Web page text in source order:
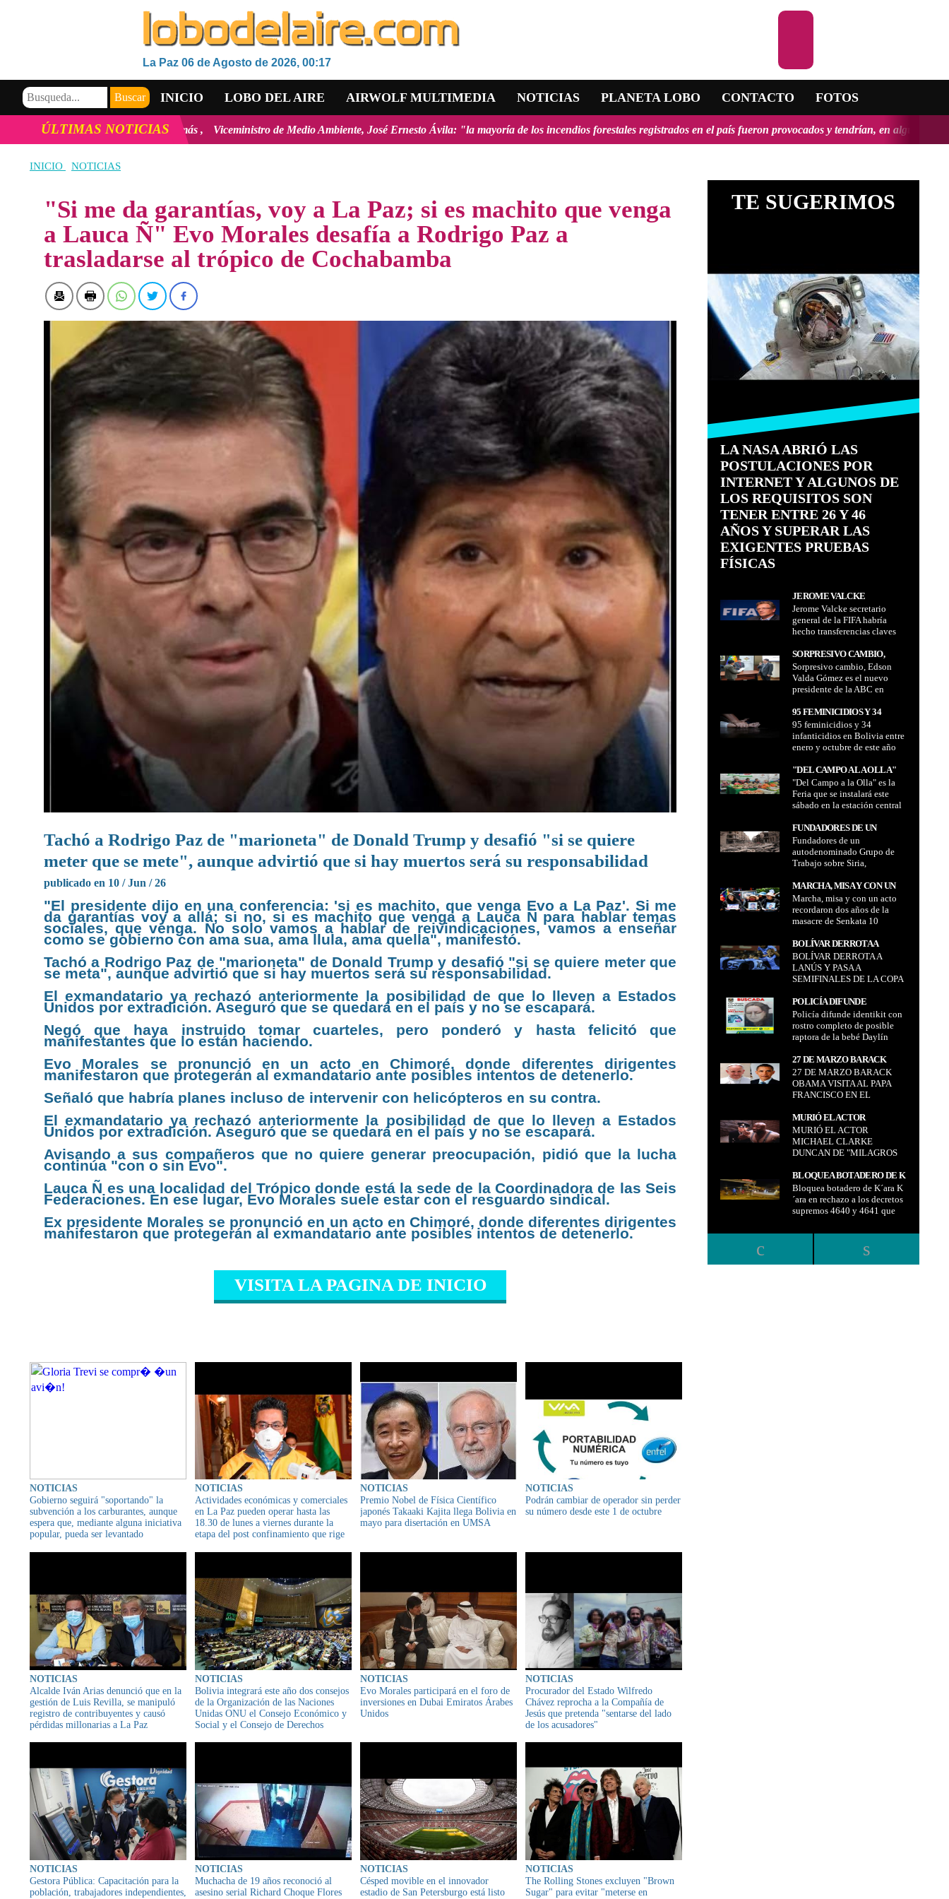
La Paz 06 de Agosto de 2026, 00:17
INICIO LOBO DEL AIRE AIRWOLF MULTIMEDIA NOTICIAS PLANETA LOBO CONTACTO FOTOS
VIDEOS
ÚLTIMAS NOTICIAS
en Bolivia ver más Viceministro de Medio Ambiente, José Ernesto Ávila: "la mayoría de los incendios forestales registrados en el país fueron provocados y tendrían, en algunos casos, propósitos
INICIO NOTICIAS
"Si me da garantías, voy a La Paz; si es machito que venga
a Lauca Ñ" Evo Morales desafía a Rodrigo Paz a
trasladarse al trópico de Cochabamba
Tachó a Rodrigo Paz de "marioneta" de Donald Trump y desafió "si se quiere
meter que se mete", aunque advirtió que si hay muertos será su responsabilidad
publicado en 10 / Jun / 26
"El presidente dijo en una conferencia: 'si es machito, que venga Evo a La Paz'. Si me
da garantías voy a allá; si no, si es machito que venga a Lauca Ñ para hablar temas
sociales, que venga. No solo vamos a hablar de reivindicaciones, vamos a enseñar
como se gobierno con ama sua, ama llula, ama quella", manifestó.
Tachó a Rodrigo Paz de "marioneta" de Donald Trump y desafió "si se quiere meter que
se meta", aunque advirtió que si hay muertos será su responsabilidad.
El exmandatario ya rechazó anteriormente la posibilidad de que lo lleven a Estados
Unidos por extradición. Aseguró que se quedará en el país y no se escapará.
Negó que haya instruido tomar cuarteles, pero ponderó y hasta felicitó que
manifestantes que lo están haciendo.
Evo Morales se pronunció en un acto en Chimoré, donde diferentes dirigentes
manifestaron que protegerán al exmandatario ante posibles intentos de detenerlo.
Señaló que habría planes incluso de intervenir con helicópteros en su contra.
El exmandatario ya rechazó anteriormente la posibilidad de que lo lleven a Estados
Unidos por extradición. Aseguró que se quedará en el país y no se escapará.
Avisando a sus compañeros que no quiere generar preocupación, pidió que la lucha
continúa "con o sin Evo".
Lauca Ñ es una localidad del Trópico donde está la sede de la Coordinadora de las Seis
Federaciones. En ese lugar, Evo Morales suele estar con el resguardo sindical.
Ex presidente Morales se pronunció en un acto en Chimoré, donde diferentes dirigentes
manifestaron que protegerán al exmandatario ante posibles intentos de detenerlo.
VISITA LA PAGINA DE INICIO
NOTICIAS
Gobierno seguirá "soportando" la
subvención a los carburantes, aunque
espera que, mediante alguna iniciativa
popular, pueda ser levantado
NOTICIAS
Actividades económicas y comerciales
en La Paz pueden operar hasta las
18.30 de lunes a viernes durante la
etapa del post confinamiento que rige
NOTICIAS
Premio Nobel de Física Científico
japonés Takaaki Kajita llega Bolivia en
mayo para disertación en UMSA
NOTICIAS
Podrán cambiar de operador sin perder
su número desde este 1 de octubre
NOTICIAS
Alcalde Iván Arias denunció que en la
gestión de Luis Revilla, se manipuló
registro de contribuyentes y causó
pérdidas millonarias a La Paz
NOTICIAS
Bolivia integrará este año dos consejos
de la Organización de las Naciones
Unidas ONU el Consejo Económico y
Social y el Consejo de Derechos
NOTICIAS
Evo Morales participará en el foro de
inversiones en Dubai Emiratos Árabes
Unidos
NOTICIAS
Procurador del Estado Wilfredo
Chávez reprocha a la Compañía de
Jesús que pretenda "sentarse del lado
de los acusadores"
NOTICIAS
Gestora Pública: Capacitación para la
población, trabajadores independientes,
NOTICIAS
Muchacha de 19 años reconoció al
asesino serial Richard Choque Flores
NOTICIAS
Césped movible en el innovador
estadio de San Petersburgo está listo
NOTICIAS
The Rolling Stones excluyen "Brown
Sugar" para evitar "meterse en
TE SUGERIMOS
LA NASA ABRIÓ LAS
POSTULACIONES POR
INTERNET Y ALGUNOS DE
LOS REQUISITOS SON
TENER ENTRE 26 Y 46
AÑOS Y SUPERAR LAS
EXIGENTES PRUEBAS
FÍSICAS
JEROME VALCKE
SECRETARIO GENERAL DE
LA FIFA HABRÍA HECHO
TRANSFERENCIAS CLAVES
CORRUPTA, SEGÚN EL
"NEW YORK TIMES"
Jerome Valcke secretario
general de la FIFA habría
hecho transferencias claves
el "New York Times"
SORPRESIVO CAMBIO,
EDSON VALDA GÓMEZ ES
EL NUEVO PRESIDENTE DE
LA ABC EN REEMPLAZO DE
Sorpresivo cambio, Edson
Valda Gómez es el nuevo
presidente de la ABC en
95 FEMINICIDIOS Y 34
INFANTICIDIOS EN BOLIVIA
ENTRE ENERO Y OCTUBRE
DE ESTE AÑO
95 feminicidios y 34
infanticidios en Bolivia entre
enero y octubre de este año
"DEL CAMPO A LA OLLA"
ES LA FERIA QUE SE
INSTALARÁ ESTE SÁBADO
EN LA ESTACIÓN CENTRAL
LA PAZ
"Del Campo a la Olla" es la
Feria que se instalará este
sábado en la estación central
FUNDADORES DE UN
AUTODENOMINADO
GRUPO DE TRABAJO
SOBRE SIRIA, PROPAGANDA
DIFUNDIENDO LA
DESINFORMACIÓN EN
RELACIÓN CON SIRIA
Fundadores de un
autodenominado Grupo de
Trabajo sobre Siria,
difundiendo la
desinformación en relación
con Siria
MARCHA, MISA Y CON UN
ACTO RECORDARON DOS
AÑOS DE LA MASACRE DE
SENKATA 10 PERSONAS
PERDIERON LA VIDA Y
DECENAS RESULTARON
HERIDAS DE BALA EN UN
OPERATIVO POLICIAL Y
Marcha, misa y con un acto
recordaron dos años de la
masacre de Senkata 10
decenas resultaron heridas de
bala en un operativo policial
y militar
BOLÍVAR DERROTA A
LANÚS Y PASA A
SEMIFINALES DE LA COPA
LIBERTADORES DE
AMÉRICA
BOLÍVAR DERROTA A
LANÚS Y PASA A
SEMIFINALES DE LA COPA
AMÉRICA
POLICÍA DIFUNDE
IDENTIKIT CON ROSTRO
COMPLETO DE POSIBLE
RAPTORA DE LA BEBÉ
Policía difunde identikit con
rostro completo de posible
raptora de la bebé Daylín
27 DE MARZO BARACK
OBAMA VISITA AL PAPA
FRANCISCO EN EL
VATICANO
27 DE MARZO BARACK
OBAMA VISITA AL PAPA
FRANCISCO EN EL
MURIÓ EL ACTOR
MICHAEL CLARKE
DUNCAN DE "MILAGROS
INESPERADOS"
MURIÓ EL ACTOR
MICHAEL CLARKE
DUNCAN DE "MILAGROS
BLOQUEA BOTADERO DE K
´ARA K´ARA EN RECHAZO A
LOS DECRETOS SUPREMOS
4640 Y 4641 QUE OBLIGAN A
Bloquea botadero de K´ara K
´ara en rechazo a los decretos
supremos 4640 y 4641 que
de vacunación